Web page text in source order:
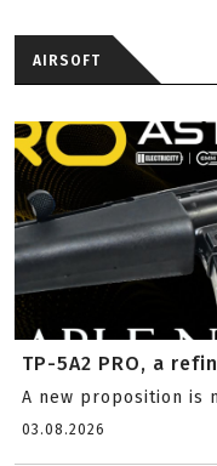
AIRSOFT
TP-5A2 PRO, a
A new proposition is
03.08.2026